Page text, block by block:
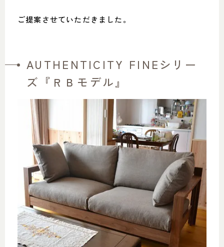
ご提案させていただきました。
AUTHENTICITY FINEシリー
ズ『ＲＢモデル』